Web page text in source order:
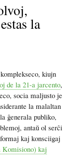
la
kiujn
de la 21-a jarcento,
socia maljusto je
la malaltan
ĝenerala publiko,
antaŭ ol serĉi
kaj konsciigaj
Komisiono) kaj